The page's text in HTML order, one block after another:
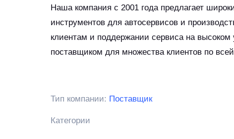
Наша компания с 2001 года предлагает
инструментов для автосервисов и
клиентам и поддержании сервиса на
поставщиком для множества клиентов по
Тип компании: Поставщик
Категории